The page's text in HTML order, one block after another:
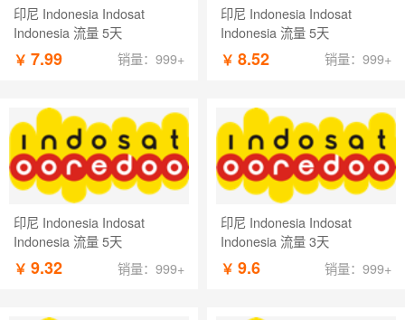
印尼 Indonesia Indosat
Indonesia 流量 5天
￥ 7.99 销量：999+
印尼 Indonesia Indosat
Indonesia 流量 5天
￥ 8.52 销量：999+
印尼 Indonesia Indosat
Indonesia 流量 5天
￥ 9.32 销量：999+
印尼 Indonesia Indosat
Indonesia 流量 3天
￥ 9.6 销量：999+